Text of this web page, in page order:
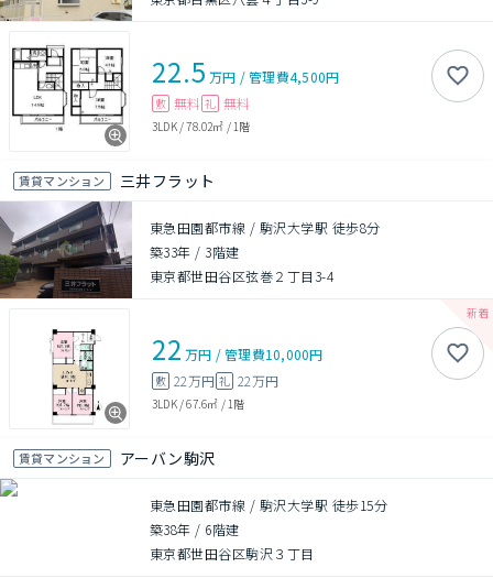
22.5 万円 /管理費4,500円
敷 無料 礼 無料
3LDK/78.02㎡ / 1階
賃貸マンション 三井フラット
東急田園都市線 / 駒沢大学駅 徒歩8分
築33年 / 3階建
東京都世田谷区弦巻２丁目3-4
22 万円 /管理費10,000円
敷 22万円 礼 22万円
3LDK/67.6㎡ / 1階
賃貸マンション アーバン駒沢
東急田園都市線 / 駒沢大学駅 徒歩15分
築38年 / 6階建
東京都世田谷区駒沢３丁目